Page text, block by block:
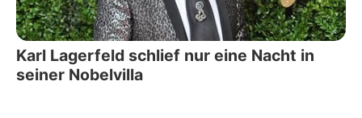
Karl Lagerfeld schlief nur eine Nacht in
seiner Nobelvilla